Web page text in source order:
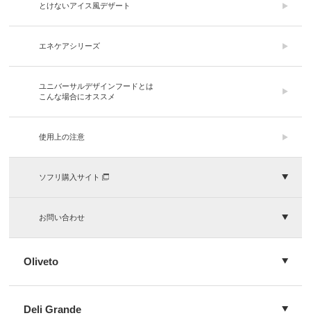
とけないアイス風デザート
エネケアシリーズ
ユニバーサルデザインフードとは
こんな場合にオススメ
使用上の注意
ソフリ購入サイト
お問い合わせ
Oliveto
Deli Grande